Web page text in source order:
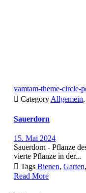
vamtam-theme-circle-
 Category Allgemein,
Sauerdorn
15. Mai 2024
Sauerdorn - Pflanze
vierte Pflanze in der...
 Tags Bienen, Garten,
Read More